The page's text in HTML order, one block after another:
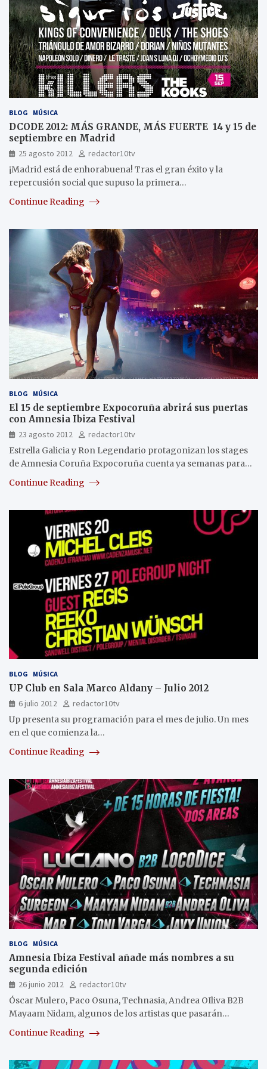
BLOG MÚSICA
DCODE 2012: MÁS GRANDE, MÁS FUERTE 14 y 15 de
septiembre en Madrid
25 agosto 2012
redactor10tv
¡Madrid está de enhorabuena! Tras el gran éxito y la
repercusión social que supuso la primera…
Continue Reading
BLOG MÚSICA
El 15 de septiembre Expocoruña abrirá sus puertas
con Amnesia Ibiza Festival
23 agosto 2012
redactor10tv
Estrella Galicia y Ron Legendario protagonizan los stages
de Amnesia Coruña Expocoruña cuenta ya semanas para…
Continue Reading
BLOG MÚSICA
UP Club en Sala Marco Aldany – Julio 2012
6 julio 2012
redactor10tv
Up presenta su programación para el mes de julio. Un mes
en el que comienza la…
Continue Reading
BLOG MÚSICA
Amnesia Ibiza Festival añade más nombres a su
segunda edición
26 junio 2012
redactor10tv
Óscar Mulero, Paco Osuna, Technasia, Andrea OIliva B2B
Mayaam Nidam, algunos de los artistas que pasarán…
Continue Reading